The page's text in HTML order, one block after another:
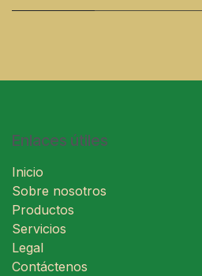
Enlaces útiles
Inicio
Sobre nosotros
Productos
Servicios
Legal
Contáctenos